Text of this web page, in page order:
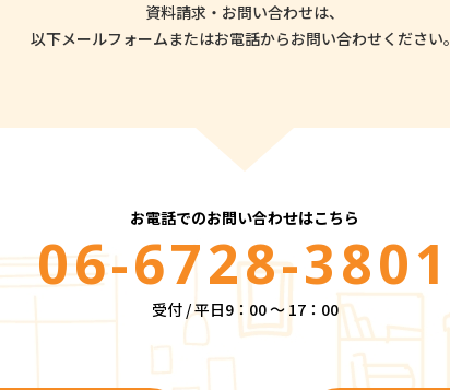
資料請求・お問い合わせは、
以下メールフォームまたはお電話からお問い合わせください。
お電話でのお問い合わせはこちら
06-6728-3801
受付 / 平日9：00 ～ 17：00